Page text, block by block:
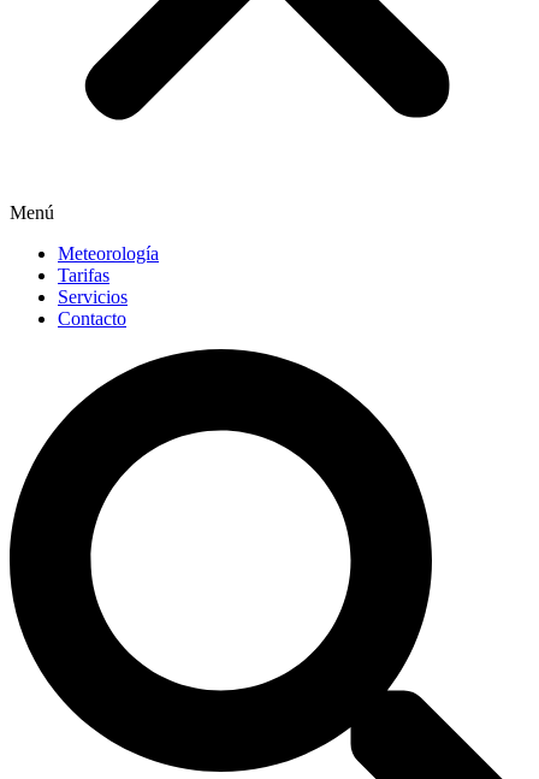
Menú
Meteorología
Tarifas
Servicios
Contacto